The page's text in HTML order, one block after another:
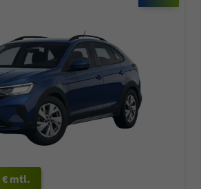
€ mtl.